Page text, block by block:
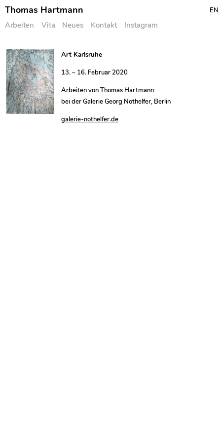
Skip
content
Thomas Hartmann
Arbeiten Vita Neues Kontakt Instagram
EN
Art Karlsruhe
13. – 16. Februar 2020
Arbeiten von Thomas Hartmann
bei der Galerie Georg Nothelfer, Berlin
galerie-nothelfer.de